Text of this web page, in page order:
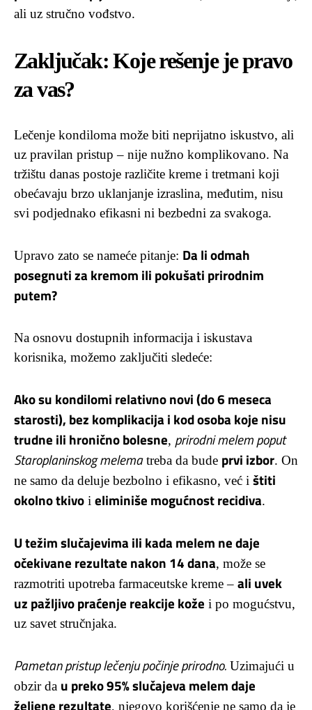
ali uz stručno vođstvo.
Zaključak: Koje rešenje je pravo
za vas?
Lečenje kondiloma može biti neprijatno iskustvo, ali
uz pravilan pristup – nije nužno komplikovano. Na
tržištu danas postoje različite kreme i tretmani koji
obećavaju brzo uklanjanje izraslina, međutim, nisu
svi podjednako efikasni ni bezbedni za svakoga.
Upravo zato se nameće pitanje: Da li odmah
posegnuti za kremom ili pokušati prirodnim
putem?
Na osnovu dostupnih informacija i iskustava
korisnika, možemo zaključiti sledeće:
Ako su kondilomi relativno novi (do 6 meseca
starosti), bez komplikacija i kod osoba koje nisu
trudne ili hronično bolesne, prirodni melem poput
Staroplaninskog melematreba da bude prvi izbor. On
ne samo da deluje bezbolno i efikasno, već i štiti
okolno tkivo i eliminiše mogućnost recidiva.
U težim slučajevima ili kada melem ne daje
očekivane rezultate nakon 14 dana, može se
razmotriti upotreba farmaceutske kreme – ali uvek
uz pažljivo praćenje reakcije kože i po mogućstvu,
uz savet stručnjaka.
Pametan pristup lečenju počinje prirodno. Uzimajući u
obzir da u preko 95% slučajeva melem daje
željene rezultate, njegovo korišćenje ne samo da je